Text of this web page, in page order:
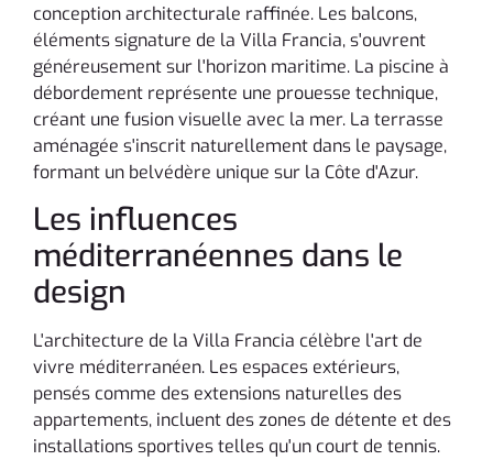
conception architecturale raffinée. Les balcons,
éléments signature de la Villa Francia, s'ouvrent
généreusement sur l'horizon maritime. La piscine à
débordement représente une prouesse technique,
créant une fusion visuelle avec la mer. La terrasse
aménagée s'inscrit naturellement dans le paysage,
formant un belvédère unique sur la Côte d'Azur.
Les influences
méditerranéennes dans le
design
L'architecture de la Villa Francia célèbre l'art de
vivre méditerranéen. Les espaces extérieurs,
pensés comme des extensions naturelles des
appartements, incluent des zones de détente et des
installations sportives telles qu'un court de tennis.